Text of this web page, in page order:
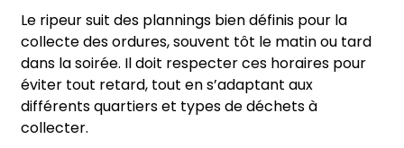
Le ripeur suit des plannings bien définis pour la
collecte des ordures, souvent tôt le matin ou tard
dans la soirée. Il doit respecter ces horaires pour
éviter tout retard, tout en s’adaptant aux
différents quartiers et types de déchets à
collecter.